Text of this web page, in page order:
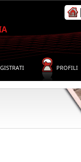
PROFILI